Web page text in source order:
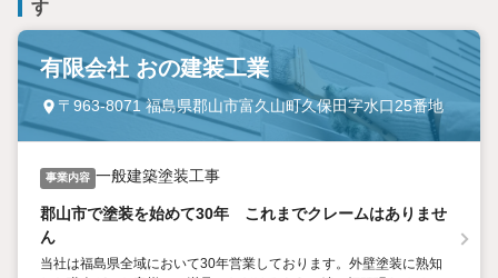
す
有限会社 おの建装工業
〒963-8071 福島県郡山市富久山町久保田字水口25番地
事業内容 一般建築塗装工事
郡山市で塗装を始めて30年 これまでクレームはありませ
ん
当社は福島県全域において30年営業しております。外壁塗装に熟知